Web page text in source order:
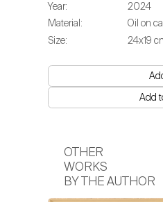
Year:
2024
Material:
Oil on
Size:
24х19
Add
OTHER
WORKS
BY THE AUTHOR